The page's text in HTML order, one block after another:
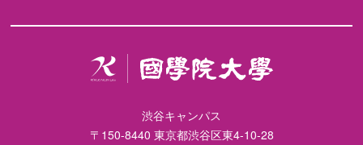
渋谷キャンパス
〒150-8440 東京都渋谷区東4-10-28